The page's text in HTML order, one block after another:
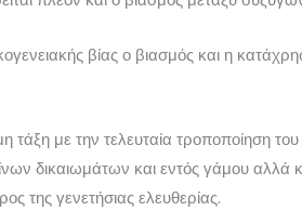
βίας ο βιασμός και η
τάξη με την τελευταία τροποποίηση
δικαιωμάτων και εντός γάμου αλλά
της γενετήσιας ελευθερίας.